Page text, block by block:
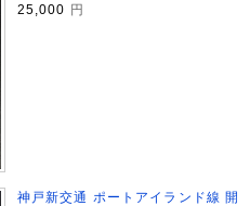
25,000 円
神戸新交通 ポートアイランド線 開